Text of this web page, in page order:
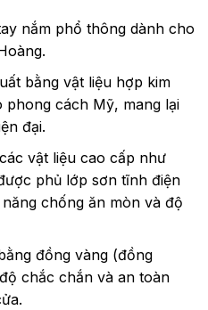
nắm phổ thông dành cho
bằng vật liệu hợp kim
phong cách Mỹ, mang lại
đại.
vật liệu cao cấp như
phủ lớp sơn tĩnh điện
chống ăn mòn và độ
đồng vàng (đồng
chắc chắn và an toàn